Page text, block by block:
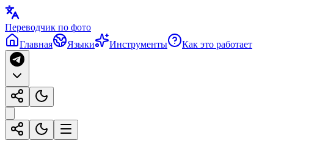
Переводчик по фото
Главная
Языки Инструменты Как это работает